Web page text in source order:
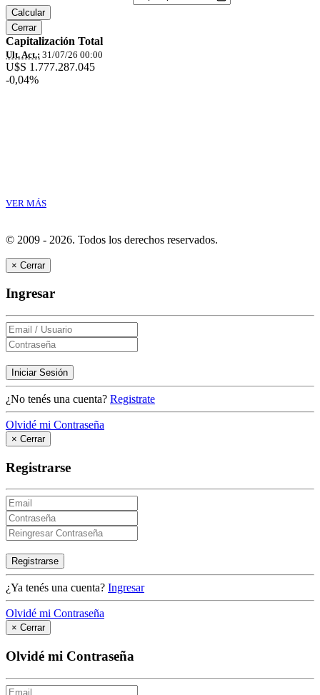
Calcular
Cerrar
Capitalización Total
Ult. Act.: 31/07/26 00:00
U$S 1.777.287.045
-0,04%
VER MÁS
© 2009 - 2026. Todos los derechos reservados.
× Cerrar
Ingresar
Iniciar Sesión
¿No tenés una cuenta? Registrate
Olvidé mi Contraseña
× Cerrar
Registrarse
Registrarse
¿Ya tenés una cuenta? Ingresar
Olvidé mi Contraseña
× Cerrar
Olvidé mi Contraseña